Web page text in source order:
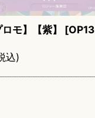
モ】【紫】 [
込)